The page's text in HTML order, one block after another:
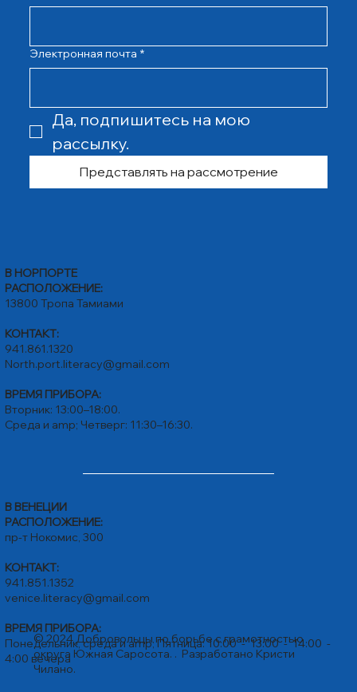
Электронная почта *
Да, подпишитесь на мою
рассылку.
Представлять на рассмотрение
В ВЕНЕЦИИ
РАСПОЛОЖЕНИЕ:
пр-т Нокомис, 300
КОНТАКТ:
941.851.1352
venice.literacy@gmail.com
ВРЕМЯ ПРИБОРА:
Понедельник, среда и amp; Пятница: 10:00 - 13:00 - 14:00 -
4:00 вечера
© 2024 Добровольцы по борьбе с грамотностью
округа Южная Саросота. . Разработано Кристи
Чилано.
В НОРПОРТЕ
РАСПОЛОЖЕНИЕ:
13800 Тропа Тамиами
КОНТАКТ:
941.861.1320
North.port.literacy@gmail.com
ВРЕМЯ ПРИБОРА:
Вторник: 13:00–18:00.
Среда и amp; Четверг: 11:30–16:30.